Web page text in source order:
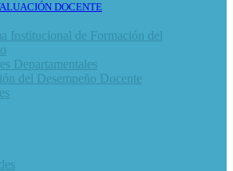
DOCENTE
Institucional de Formación del
Departamentales
del Desempeño Docente